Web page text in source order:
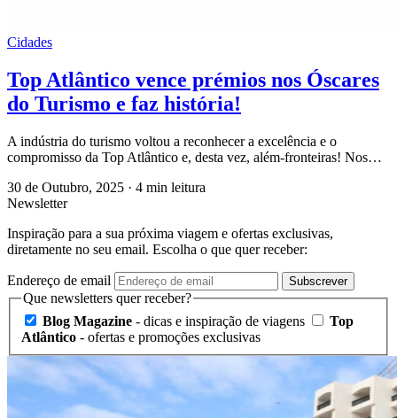
Cidades
Top Atlântico vence prémios nos Óscares
do Turismo e faz história!
A indústria do turismo voltou a reconhecer a excelência e o
compromisso da Top Atlântico e, desta vez, além-fronteiras! Nos…
30 de Outubro, 2025 · 4 min leitura
Newsletter
Inspiração para a sua próxima viagem e ofertas exclusivas,
diretamente no seu email. Escolha o que quer receber:
Endereço de email Subscrever
Que newsletters quer receber?
Blog Magazine - dicas e inspiração de viagens
Top
Atlântico - ofertas e promoções exclusivas